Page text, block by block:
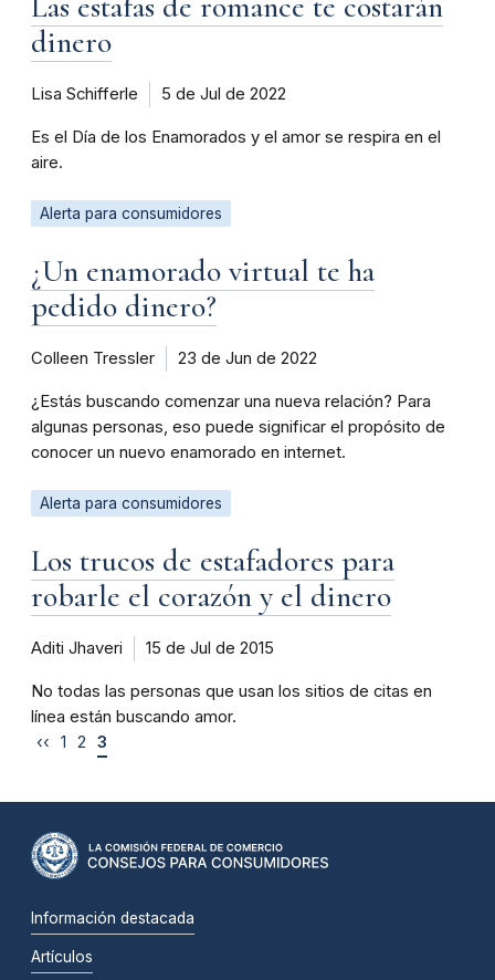
dinero
Lisa Schifferle 5 de Jul de 2022
Es el Día de los Enamorados y el amor se respira en el
aire.
Alerta para consumidores
¿Un enamorado virtual te ha
pedido dinero?
Colleen Tressler 23 de Jun de 2022
¿Estás buscando comenzar una nueva relación? Para
algunas personas, eso puede significar el propósito de
conocer un nuevo enamorado en internet.
Alerta para consumidores
Los trucos de estafadores para
robarle el corazón y el dinero
Aditi Jhaveri 15 de Jul de 2015
No todas las personas que usan los sitios de citas en
línea están buscando amor.
‹‹
1 2 3
Información destacada
Artículos